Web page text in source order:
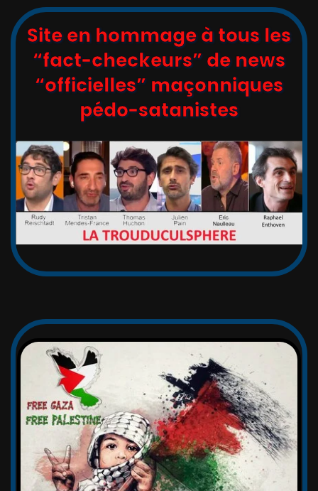
Site en hommage à tous les
“fact-checkeurs” de news
“officielles” maçonniques
pédo-satanistes